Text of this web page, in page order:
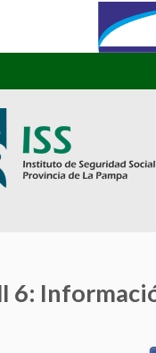
6: